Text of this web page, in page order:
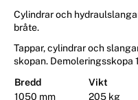
Cylindrar och
bråte.
Tappar, cylindrar och
skopan. Demoleringsskopa
Bredd
Vikt
1050 mm
205 kg